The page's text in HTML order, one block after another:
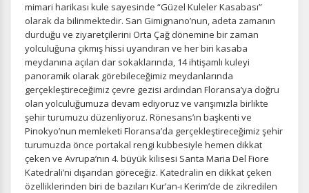
mimari harikası kule sayesinde “Güzel Kuleler Kasabası”
olarak da bilinmektedir. San Gimignano’nun, adeta zamanın
durduğu ve ziyaretçilerini Orta Çağ dönemine bir zaman
yolculuğuna çıkmış hissi uyandıran ve her biri kasaba
meydanına açılan dar sokaklarında, 14 ihtişamlı kuleyi
panoramik olarak görebileceğimiz meydanlarında
gerçekleştireceğimiz çevre gezisi ardından Floransa’ya doğru
olan yolculuğumuza devam ediyoruz ve varışımızla birlikte
şehir turumuzu düzenliyoruz. Rönesans’ın başkenti ve
Pinokyo’nun memleketi Floransa’da gerçekleştireceğimiz şehir
turumuzda önce portakal rengi kubbesiyle hemen dikkat
çeken ve Avrupa’nın 4. büyük kilisesi Santa Maria Del Fiore
Katedrali’ni dışarıdan göreceğiz. Katedralin en dikkat çeken
özelliklerinden biri de bazıları Kur’an-ı Kerim’de de zikredilen